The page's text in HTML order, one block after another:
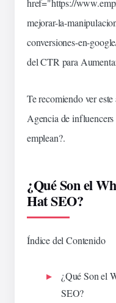
href="https://
mejorar-la-
conversiones-en-google
del CTR para
Te recomiendo ver
Agencia de
emplean?.
¿Qué Son el
Hat SEO?
Índice del Contenido
¿Qué Son el
SEO?